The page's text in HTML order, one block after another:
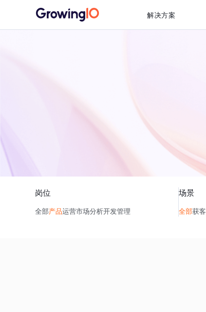
解决方案
岗位
全部产品运营市场分析开发管理
场景
全部获客